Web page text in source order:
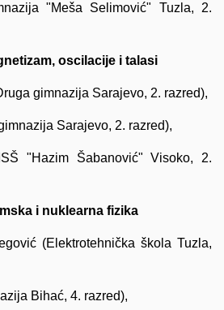
"Meša Selimović" Tuzla, 2.
oscilacije i talasi
gimnazija Sarajevo, 2. razred),
Sarajevo, 2. razred),
"Hazim Šabanović" Visoko, 2.
i nuklearna fizika
(Elektrotehnička škola Tuzla,
Bihać, 4. razred),